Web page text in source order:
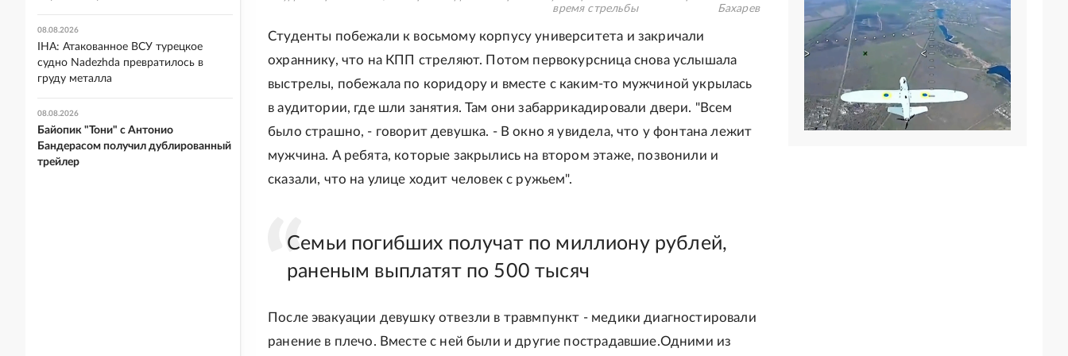
время стрельбы
Бахарев
Студенты побежали к восьмому корпусу университета и закричали
охраннику, что на КПП стреляют. Потом первокурсница снова услышала
выстрелы, побежала по коридору и вместе с каким-то мужчиной укрылась
в аудитории, где шли занятия. Там они забаррикадировали двери. "Всем
было страшно, - говорит девушка. - В окно я увидела, что у фонтана лежит
мужчина. А ребята, которые закрылись на втором этаже, позвонили и
сказали, что на улице ходит человек с ружьем".
Семьи погибших получат по миллиону рублей,
раненым выплатят по 500 тысяч
После эвакуации девушку отвезли в травмпункт - медики диагностировали
ранение в плечо. Вместе с ней были и другие пострадавшие.Одними из
08.08.2026
IHA: Атакованное ВСУ турецкое
судно Nadezhda превратилось в
груду металла
08.08.2026
Байопик "Тони" с Антонио
Бандерасом получил дублированный
трейлер